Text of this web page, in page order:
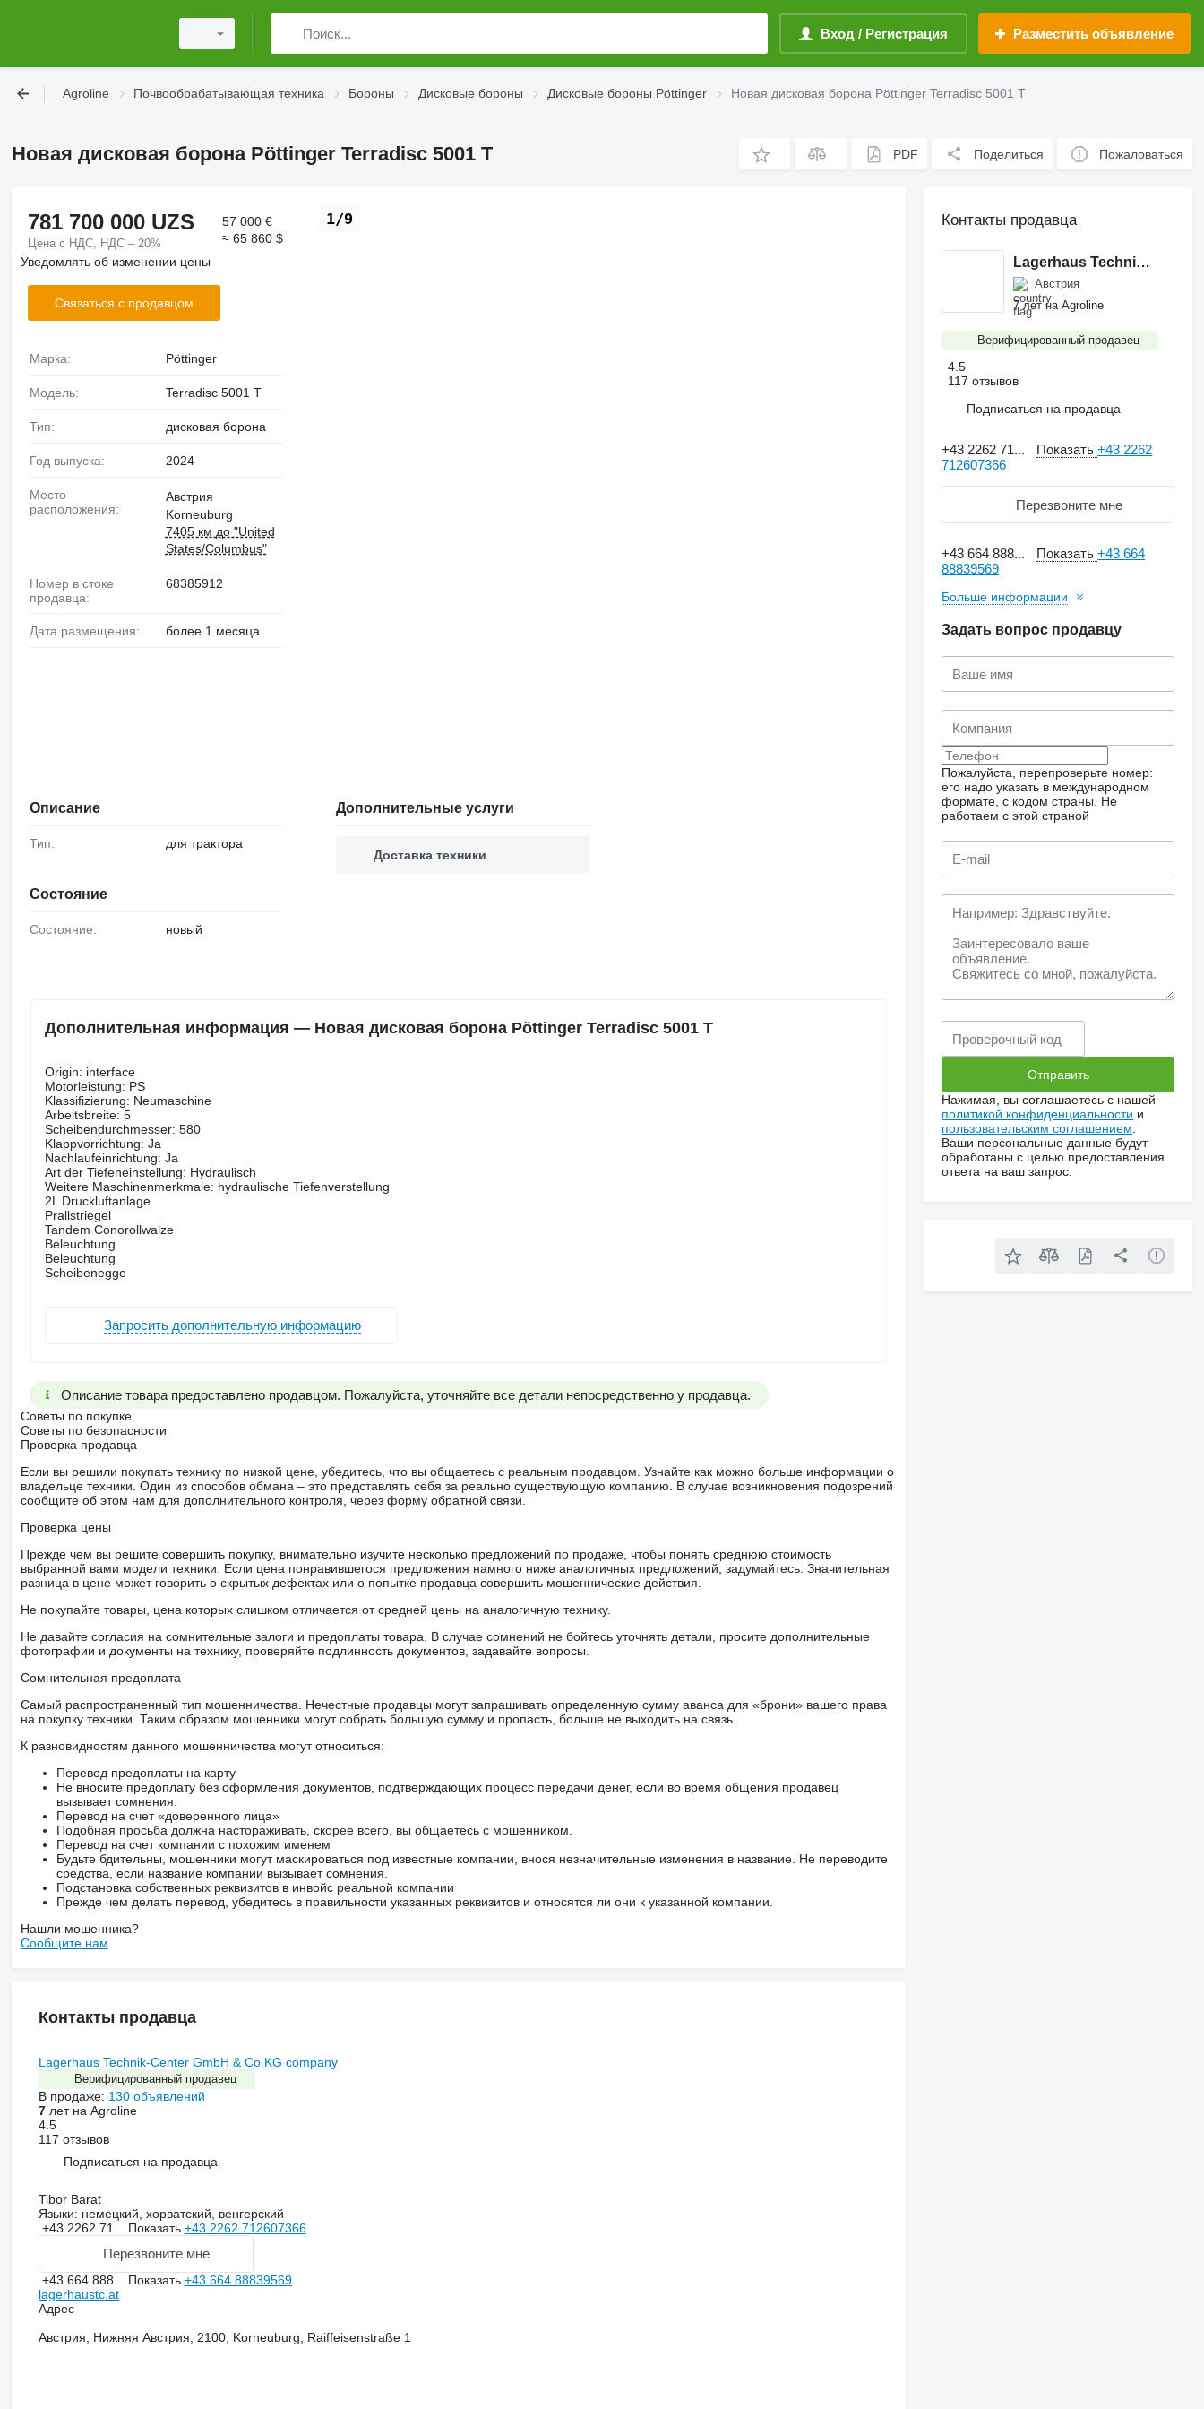
Вход / Регистрация Разместить объявление
Agroline Почвообрабатывающая техника Бороны Дисковые бороны Дисковые бороны Pöttinger Новая дисковая борона Pöttinger Terradisc 5001 T
Новая дисковая борона Pöttinger Terradisc 5001 T PDF Поделиться Пожаловаться
1/9
781 700 000 UZS
Цена с НДС, НДС – 20%
57 000 €
≈ 65 860 $
Уведомлять об изменении цены
Связаться с продавцом
Марка: Pöttinger
Модель: Terradisc 5001 T
Тип: дисковая борона
Год выпуска: 2024
Место
расположения:
Австрия
Korneuburg
7405 км до "United
States/Columbus"
Номер в стоке
продавца:
68385912
Дата размещения: более 1 месяца
Описание
Тип: для трактора
Состояние
Состояние: новый
Дополнительные услуги
Доставка техники
Дополнительная информация — Новая дисковая борона Pöttinger Terradisc 5001 T
Origin: interface
Motorleistung: PS
Klassifizierung: Neumaschine
Arbeitsbreite: 5
Scheibendurchmesser: 580
Klappvorrichtung: Ja
Nachlaufeinrichtung: Ja
Art der Tiefeneinstellung: Hydraulisch
Weitere Maschinenmerkmale: hydraulische Tiefenverstellung
2L Druckluftanlage
Prallstriegel
Tandem Conorollwalze
Beleuchtung
Beleuchtung
Scheibenegge
Запросить дополнительную информацию
Описание товара предоставлено продавцом. Пожалуйста, уточняйте все детали непосредственно у продавца.
Советы по покупке
Советы по безопасности
Проверка продавца
Если вы решили покупать технику по низкой цене, убедитесь, что вы общаетесь с реальным продавцом. Узнайте как можно больше информации о
владельце техники. Один из способов обмана – это представлять себя за реально существующую компанию. В случае возникновения подозрений
сообщите об этом нам для дополнительного контроля, через форму обратной связи.
Проверка цены
Прежде чем вы решите совершить покупку, внимательно изучите несколько предложений по продаже, чтобы понять среднюю стоимость
выбранной вами модели техники. Если цена понравившегося предложения намного ниже аналогичных предложений, задумайтесь. Значительная
разница в цене может говорить о скрытых дефектах или о попытке продавца совершить мошеннические действия.
Не покупайте товары, цена которых слишком отличается от средней цены на аналогичную технику.
Не давайте согласия на сомнительные залоги и предоплаты товара. В случае сомнений не бойтесь уточнять детали, просите дополнительные
фотографии и документы на технику, проверяйте подлинность документов, задавайте вопросы.
Сомнительная предоплата
Самый распространенный тип мошенничества. Нечестные продавцы могут запрашивать определенную сумму аванса для «брони» вашего права
на покупку техники. Таким образом мошенники могут собрать большую сумму и пропасть, больше не выходить на связь.
К разновидностям данного мошенничества могут относиться:
Перевод предоплаты на карту
Не вносите предоплату без оформления документов, подтверждающих процесс передачи денег, если во время общения продавец
вызывает сомнения.
Перевод на счет «доверенного лица»
Подобная просьба должна настораживать, скорее всего, вы общаетесь с мошенником.
Перевод на счет компании с похожим именем
Будьте бдительны, мошенники могут маскироваться под известные компании, внося незначительные изменения в название. Не переводите
средства, если название компании вызывает сомнения.
Подстановка собственных реквизитов в инвойс реальной компании
Прежде чем делать перевод, убедитесь в правильности указанных реквизитов и относятся ли они к указанной компании.
Нашли мошенника?
Сообщите нам
Контакты продавца
Lagerhaus Technik-Center GmbH & Co KG company
Верифицированный продавец
В продаже: 130 объявлений
7лет на Agroline
4.5
117 отзывов
Подписаться на продавца
Tibor Barat
Языки: немецкий, хорватский, венгерский
+43 2262 71... Показать +43 2262 712607366
Перезвоните мне
+43 664 888... Показать +43 664 88839569
lagerhaustc.at
Адрес
Австрия, Нижняя Австрия, 2100, Korneuburg, Raiffeisenstraße 1
Контакты продавца
Lagerhaus Technik-Center GmbH & Co KG company
Австрия
7 лет на Agroline
Верифицированный продавец
4.5
117 отзывов
Подписаться на продавца
+43 2262 71... Показать+43 2262
712607366
Перезвоните мне
+43 664 888... Показать+43 664
88839569
Больше информации
Задать вопрос продавцу
Пожалуйста, перепроверьте номер:
его надо указать в международном
формате, с кодом страны.
Не
работаем с этой страной
Нажимая, вы соглашаетесь с нашей
политикой конфиденциальности и
пользовательским соглашением
Ваши персональные данные будут
обработаны с целью предоставления
ответа на ваш запрос.